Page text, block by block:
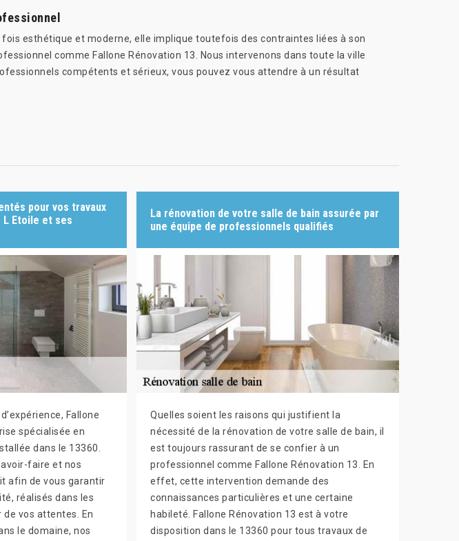
esthétique et moderne, elle implique toutefois des contraintes liées à son
comme Fallone Rénovation 13. Nous intervenons dans toute la ville
compétents et sérieux, vous pouvez vous attendre à un résultat
pour vos travaux
L Etoile et ses
Fallone
spécialisée en
dans le 13360.
faire et nos
afin de vous garantir
réalisés dans les
de vos attentes. En
le domaine, nos
La rénovation de votre salle de bain assurée par
une équipe de professionnels qualifiés
Quelles soient les raisons qui justifient la
nécessité de la rénovation de votre salle de bain, il
est toujours rassurant de se confier à un
professionnel comme Fallone Rénovation 13. En
effet, cette intervention demande des
connaissances particulières et une certaine
habileté. Fallone Rénovation 13 est à votre
disposition dans le 13360 pour tous travaux de